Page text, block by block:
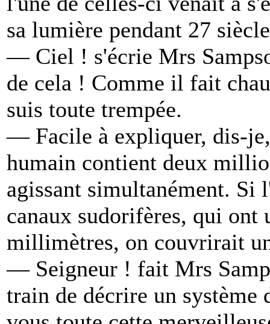
sa lumière pendant 27
— Ciel ! s'écrie Mrs
de cela ! Comme il fait
suis toute trempée.
— Facile à expliquer, dis-
humain contient deux
agissant simultanément. Si
canaux sudorifères, qui ont
millimètres, on couvrirait
— Seigneur ! fait Mrs
train de décrire un